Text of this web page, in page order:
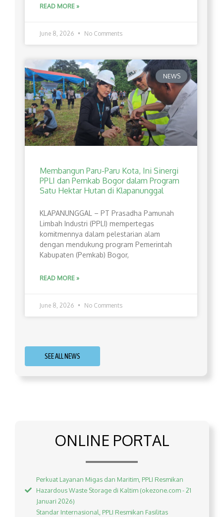
READ MORE »
June 8, 2026 No Comments
NEWS
Membangun Paru-Paru Kota, Ini Sinergi
PPLI dan Pemkab Bogor dalam Program
Satu Hektar Hutan di Klapanunggal
​KLAPANUNGGAL – PT Prasadha Pamunah
Limbah Industri (PPLI) mempertegas
komitmennya dalam pelestarian alam
dengan mendukung program Pemerintah
Kabupaten (Pemkab) Bogor,
READ MORE »
June 8, 2026 No Comments
SEE ALL NEWS
ONLINE PORTAL
Perkuat Layanan Migas dan Maritim, PPLI Resmikan
Hazardous Waste Storage di Kaltim (okezone.com - 21
Januari 2026)
Standar Internasional, PPLI Resmikan Fasilitas